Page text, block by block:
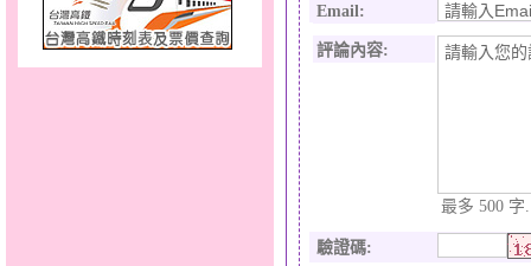
Email:
評論內容:
最多 500 字.
驗證碼: